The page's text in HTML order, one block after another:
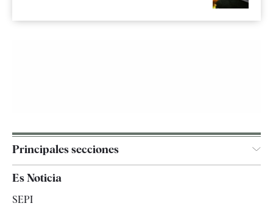
Principales secciones
Es Noticia
SEPI